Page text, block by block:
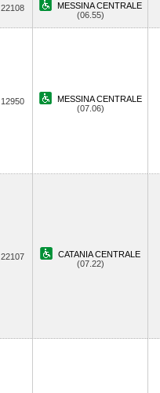
22108
MESSINA CENTRALE
(06.55)
12950
MESSINA CENTRALE
(07.06)
22107
CATANIA CENTRALE
(07.22)